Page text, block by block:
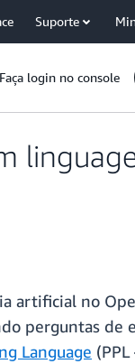
Suporte
Faça login no console
artificial no
perguntas de
Language (PPL